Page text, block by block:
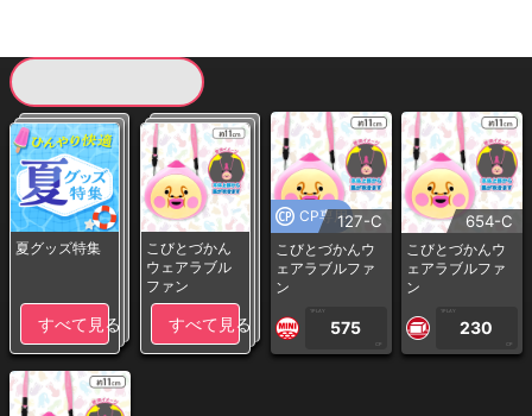
夏グッズ特集
すべて見る
こびとづかん
ウェアラブル
ファン
すべて見る
CP専用127-C
こびとづかんウ
ェアラブルファ
ン
1PLAY
575
CP
654-C
こびとづかんウ
ェアラブルファ
ン
1PLAY
230
CP